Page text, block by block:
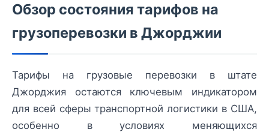
Обзор состояния тарифов на
грузоперевозки в Джорджии
Тарифы на грузовые перевозки в штате
Джорджия остаются ключевым индикатором
для всей сферы транспортной логистики в США,
особенно в условиях меняющихся